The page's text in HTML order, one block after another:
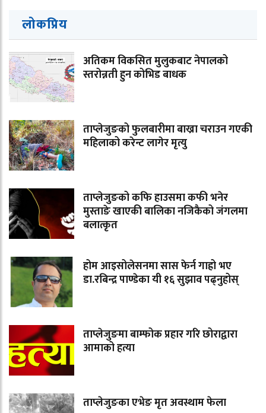
लोकप्रिय
अतिकम विकसित मुलुकबाट नेपालको
स्तरोन्नती हुन कोभिड बाधक
ताप्लेजुङको फुलबारीमा बाख्रा चराउन गएकी
महिलाको करेन्ट लागेर मृत्यु
ताप्लेजुङको कफि हाउसमा कफी भनेर
मुस्ताङे खाएकी बालिका नजिकैको जंगलमा
बलात्कृत
होम आइसोलेसनमा सास फेर्न गाह्रो भए
डा.रबिन्द्र पाण्डेका यी १६ सुझाव पढ्नुहोस्
ताप्लेजुङमा बाम्फोक प्रहार गरि छोराद्वारा
आमाको हत्या
ताप्लेजुङका एभेङ मृत अवस्थाम फेला